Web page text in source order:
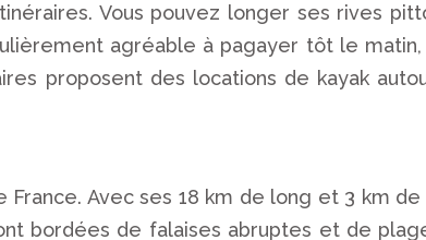
Vous pouvez longer ses rives
agréable à pagayer tôt le
proposent des locations de kayak
Avec ses 18 km de long et 3 km
bordées de falaises abruptes et de